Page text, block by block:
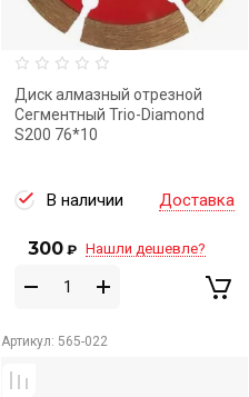
Диск алмазный отрезной
Сегментный Trio-Diamond
S200 76*10
В наличии Доставка
300 ₽ Нашли дешевле?
Артикул: 565-022